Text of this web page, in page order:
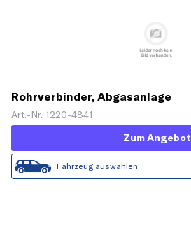
Rohrverbinder, Abgasanlage
Art.-Nr. 1220-4841
Zum Angebot
Fahrzeug auswählen